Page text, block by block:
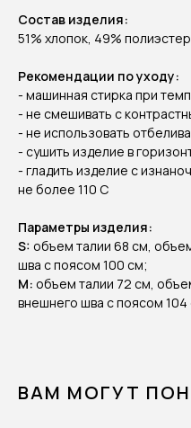
Состав изделия:
51% хлопок, 49% полиэстер
Рекомендации по уходу:
- машинная стирка при
- не смешивать с
- не использовать
- сушить изделие в
- гладить изделие с
не более 110 С
Параметры изделия:
S: объем талии 68 см,
шва с поясом 100 см;
М: объем талии 72 см,
внешнего шва с поясом 104
ВАМ МОГУТ